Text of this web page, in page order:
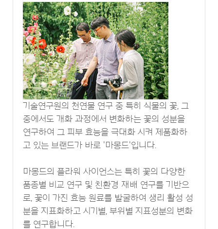
기술연구원의 천연물 연구 중 특히 식물의 꽃, 그
중에서도 개화 과정에서 변화하는 꽃의 성분을
연구하여 그 피부 효능을 극대화 시켜 제품화하
고 있는 브랜드가 바로 '마몽드'입니다.
마몽드의 플라워 사이언스는 특히 꽃의 다양한
품종별 비교 연구 및 친환경 재배 연구를 기반으
로, 꽃이 가진 효능 원료를 발굴하여 생리 활성 성
분을 지표화하고 시기별, 부위별 지표성분의 변화
를 연구합니다.